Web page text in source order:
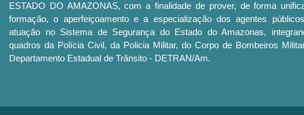
ESTADO DO AMAZONAS, com a finalidade de prover, de forma
formação, o aperfeiçoamento e a especialização dos agentes
atuação no Sistema de Segurança do Estado do Amazonas,
quadros da Polícia Civil, da Policia Militar, do Corpo de Bombeiros
Departamento Estadual de Trânsito - DETRAN/Am.